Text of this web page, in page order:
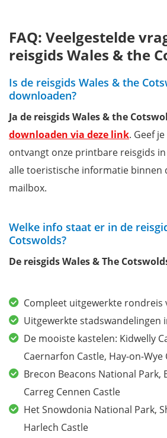
FAQ: Veelgestelde
reisgids Wales & the
Is de reisgids Wales & the
downloaden?
Ja de reisgids Wales & the
downloaden via deze link. Geef
ontvangt onze printbare reisgids
alle toeristische informatie binnen
mailbox.
Welke info staat er in de
Cotswolds?
De reisgids Wales & The
Compleet uitgewerkte rondreis
Uitgewerkte stadswandelingen
De mooiste kastelen: Kidwelly
Caernarfon Castle, Hay-on-Wye
Brecon Beacons National Park,
Carreg Cennen Castle
Het Snowdonia National Park,
Harlech Castle